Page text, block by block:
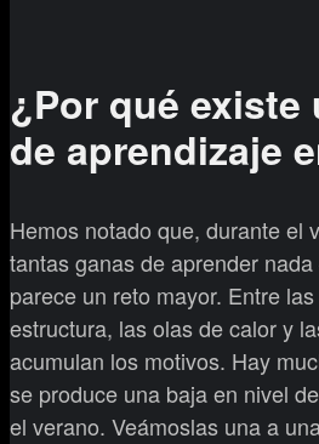
¿Por qué existe
de aprendizaje
Hemos notado que, durante el
tantas ganas de aprender
parece un reto mayor. Entre
estructura, las olas de calor y
acumulan los motivos. Hay
se produce una baja en nivel
el verano. Veámoslas una a